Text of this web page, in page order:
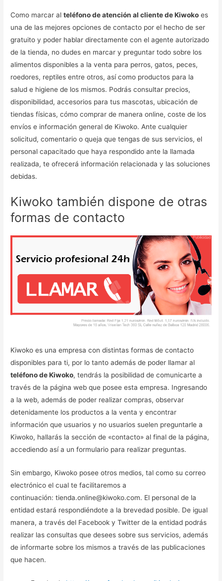
Como marcar alteléfono de atención al cliente de Kiwoko es
una de las mejores opciones de contacto por el hecho de ser
gratuito y poder hablar directamente con el agente autorizado
de la tienda, no dudes en marcar y preguntar todo sobre los
alimentos disponibles a la venta para perros, gatos, peces,
roedores, reptiles entre otros, así como productos para la
salud e higiene de los mismos. Podrás consultar precios,
disponibilidad, accesorios para tus mascotas, ubicación de
tiendas físicas, cómo comprar de manera online, coste de los
envíos e información general de Kiwoko. Ante cualquier
solicitud, comentario o queja que tengas de sus servicios, el
personal capacitado que haya respondido ante la llamada
realizada, te ofrecerá información relacionada y las soluciones
debidas.
Kiwoko también dispone de otras
formas de contacto
Kiwoko es una empresa con distintas formas de contacto
disponibles para ti, por lo tanto además de poder llamar al
teléfono de Kiwoko, tendrás la posibilidad de comunicarte a
través de la página web que posee esta empresa. Ingresando
a la web, además de poder realizar compras, observar
detenidamente los productos a la venta y encontrar
información que usuarios y no usuarios suelen preguntarle a
Kiwoko, hallarás la sección de «contacto» al final de la página,
accediendo así a un formulario para realizar preguntas.
Sin embargo, Kiwoko posee otros medios, tal como su correo
electrónico el cual te facilitaremos a
continuación: tienda.online@kiwoko.com. El personal de la
entidad estará respondiéndote a la brevedad posible. De igual
manera, a través del Facebook y Twitter de la entidad podrás
realizar las consultas que desees sobre sus servicios, además
de informarte sobre los mismos a través de las publicaciones
que hacen.